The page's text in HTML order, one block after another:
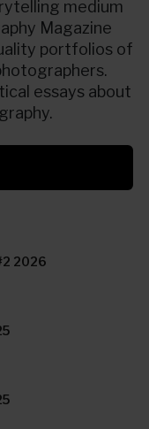
medium
Magazine
portfolios of
essays about
2026